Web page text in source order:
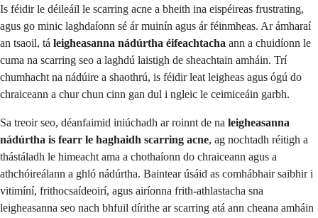
Is féidir le déileáil le scarring acne a bheith ina eispéireas frustrating,
agus go minic laghdaíonn sé ár muinín agus ár féinmheas. Ar ámharaí
an tsaoil, tá leigheasanna nádúrtha éifeachtacha ann a chuidíonn le
cuma na scarring seo a laghdú laistigh de sheachtain amháin. Trí
chumhacht na nádúire a shaothrú, is féidir leat leigheas agus ógú do
chraiceann a chur chun cinn gan dul i ngleic le ceimiceáin garbh.
Sa treoir seo, déanfaimid iniúchadh ar roinnt de na leigheasanna
nádúrtha is fearr le haghaidh scarring acne, ag nochtadh réitigh a
thástáladh le himeacht ama a chothaíonn do chraiceann agus a
athchóireálann a ghló nádúrtha. Baintear úsáid as comhábhair saibhir i
vitimíní, frithocsaídeoirí, agus airíonna frith-athlastacha sna
leigheasanna seo nach bhfuil dírithe ar scarring atá ann cheana amháin